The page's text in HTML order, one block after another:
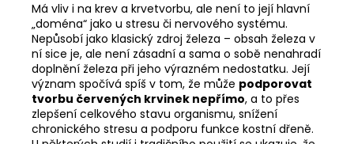
Má vliv i na krev a krvetvorbu, ale není to její hlavní
„doména“ jako u stresu či nervového systému.
Nepůsobí jako klasický zdroj železa – obsah železa v
ní sice je, ale není zásadní a sama o sobě nenahradí
doplnění železa při jeho výrazném nedostatku. Její
význam spočívá spíš v tom, že může podporovat
tvorbu červených krvinek nepřímo, a to přes
zlepšení celkového stavu organismu, snížení
chronického stresu a podporu funkce kostní dřeně.